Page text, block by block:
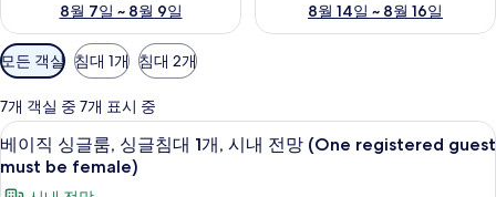
8월 7일 ~ 8월 9일
8월 14일 ~ 8월 16일
객
실
에
사
용
가
모든 객실 침대 1개 침대 2개
7개 객실 중 7개 표시 중
베
이
직
오리/거위털 이불, 객실 내 금고, 책상,
5
베이직 싱글룸, 싱글침대 1개, 시내 전망 (One registered guest
must be female)